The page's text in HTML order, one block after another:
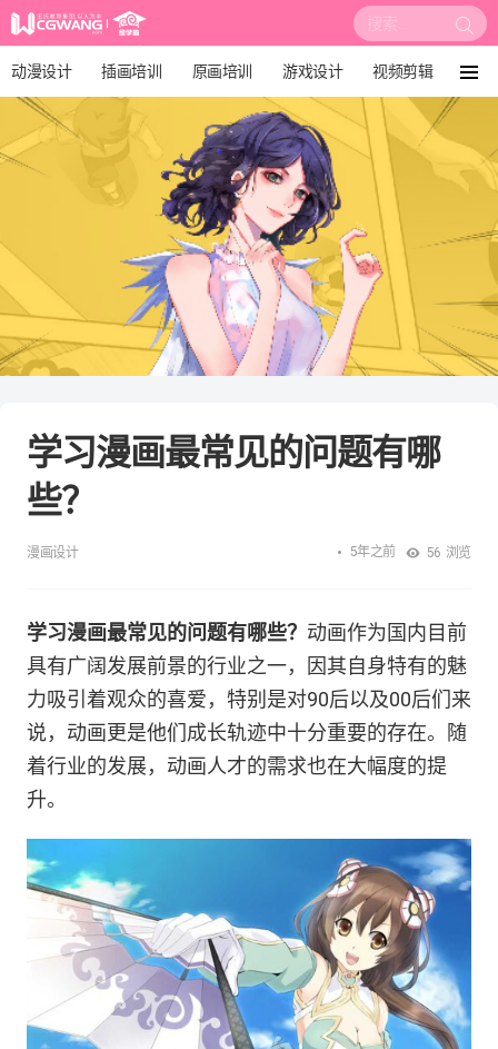
搜
索:
动漫设计 插画培训 原画培训 游戏设计 视频剪辑
影视后期 培训课程 动画设计
漫画设计 绘画教程 板绘培训
单
学习漫画最常见的问题有哪
些？
漫画设计 5年之前 56 浏览
学习漫画最常见的问题有哪些？ 动画作为国内目前
具有广阔发展前景的行业之一，因其自身特有的魅
力吸引着观众的喜爱，特别是对90后以及00后们来
说，动画更是他们成长轨迹中十分重要的存在。随
着行业的发展，动画人才的需求也在大幅度的提
升。